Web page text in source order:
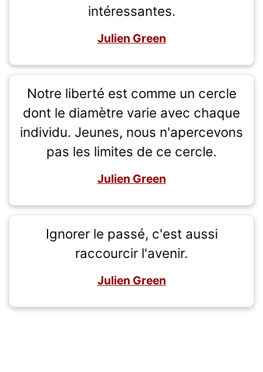
intéressantes.
Julien Green
Notre liberté est comme un cercle
dont le diamètre varie avec chaque
individu. Jeunes, nous n'apercevons
pas les limites de ce cercle.
Julien Green
Ignorer le passé, c'est aussi
raccourcir l'avenir.
Julien Green